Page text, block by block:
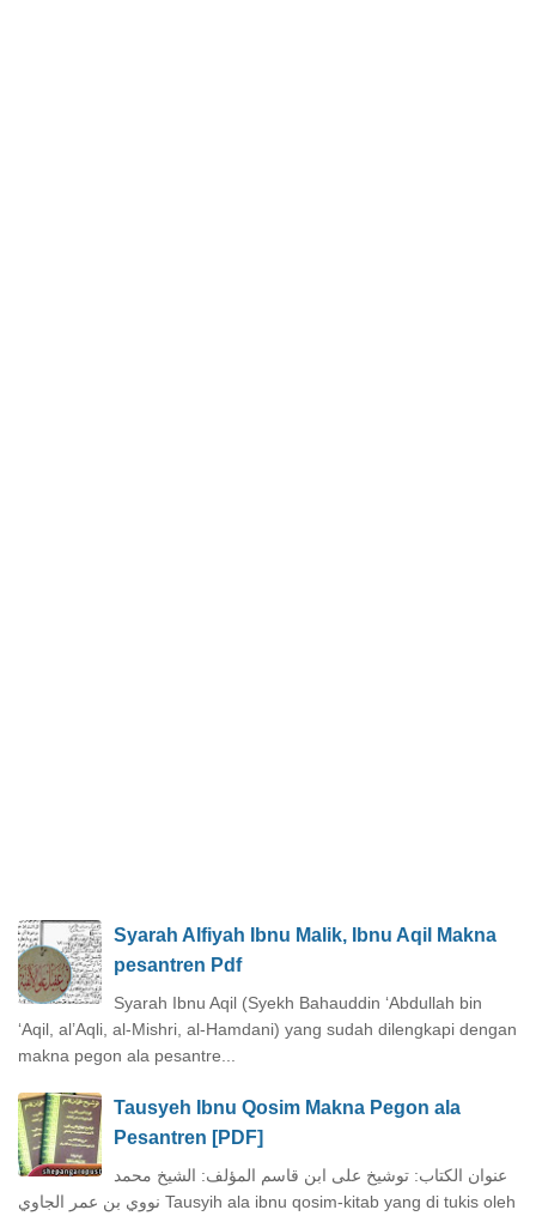
Syarah Alfiyah Ibnu Malik, Ibnu Aqil Makna
pesantren Pdf
Syarah Ibnu Aqil (Syekh Bahauddin ‘Abdullah bin
‘Aqil, al’Aqli, al-Mishri, al-Hamdani) yang sudah dilengkapi dengan
makna pegon ala pesantre...
Tausyeh Ibnu Qosim Makna Pegon ala
Pesantren [PDF]
عنوان الكتاب: توشيخ على ابن قاسم المؤلف: الشيخ محمد
نووي بن عمر الجاوي Tausyih ala ibnu qosim-kitab yang di tukis oleh